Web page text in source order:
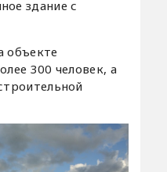
здание с
объекте
300 человек, а